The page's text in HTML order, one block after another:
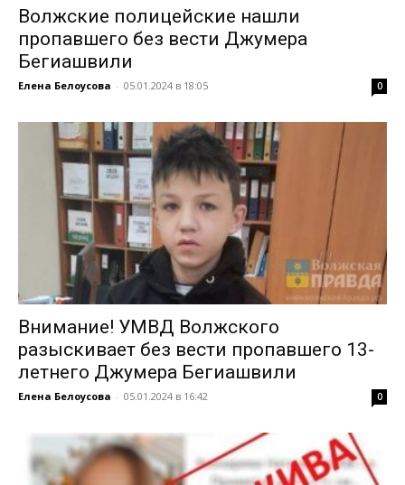
Волжские полицейские нашли
пропавшего без вести Джумера
Бегиашвили
Елена Белоусова - 05.01.2024 в 18:05 0
Внимание! УМВД Волжского
разыскивает без вести пропавшего 13-
летнего Джумера Бегиашвили
Елена Белоусова - 05.01.2024 в 16:42 0